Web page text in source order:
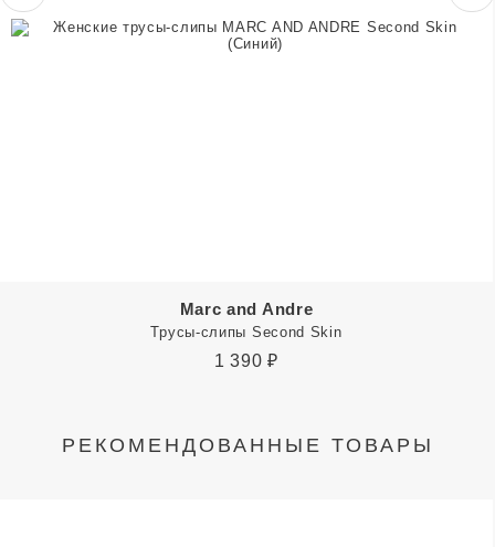
Marc and Andre
Трусы-слипы Second Skin
1 390 ₽
РЕКОМЕНДОВАННЫЕ ТОВАРЫ